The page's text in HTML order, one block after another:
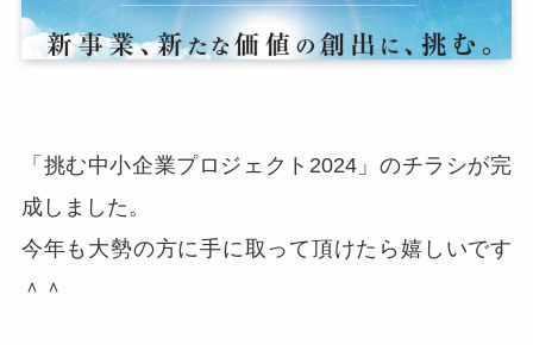
「挑む中小企業プロジェクト2024」のチラシが完
成しました。
今年も大勢の方に手に取って頂けたら嬉しいです
＾＾